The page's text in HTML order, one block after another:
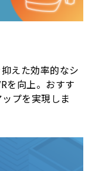
えた効率的なシ
を向上。おすす
プを実現しま